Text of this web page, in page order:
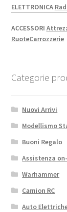
ELETTRONICA
ACCESSORI
RuoteCarrozzerie
Categorie
Nuovi Arrivi
Modellismo
Buoni Regalo
Assistenza
Warhammer
Camion RC
Auto